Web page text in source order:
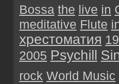
Bossa the live in
meditative Flute
хрестоматия
2005 Psychill
rock World Music